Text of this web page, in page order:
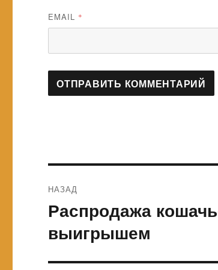
EMAIL *
по
записям
НАЗАД
Предыдущая
Распродажа
выигрышем